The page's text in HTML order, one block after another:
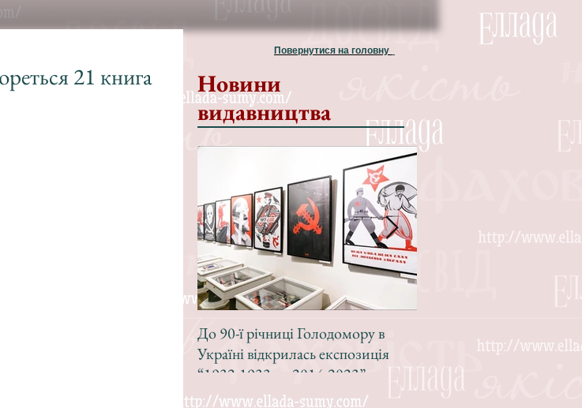
21 книга
Повернутися на головну
Новини
видавництва
До 90-ї річниці Голодомору в
Україні відкрилась експозиція
“1932-1933 — 2014-2023”